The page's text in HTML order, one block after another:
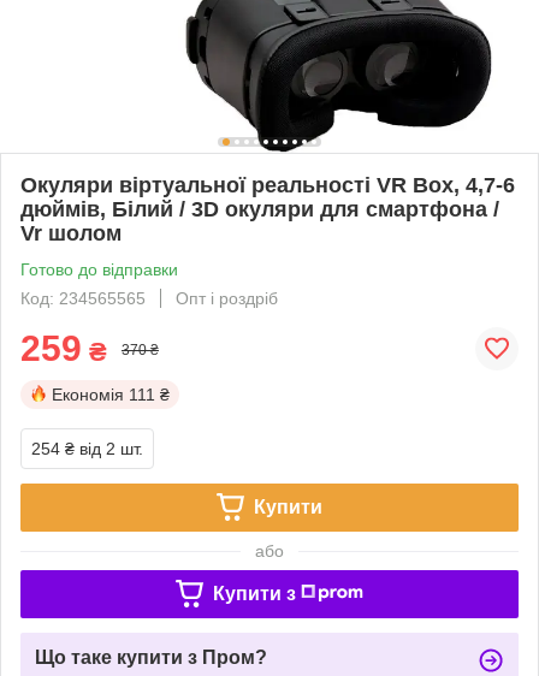
Окуляри віртуальної реальності VR Box, 4,7-6
дюймів, Білий / 3D окуляри для смартфона /
Vr шолом
Готово до відправки
Код: 234565565
Опт і роздріб
259 ₴ 370 ₴
Економія 111 ₴
254 ₴ від 2 шт.
Купити
або
Купити з
Що таке купити з Пром?